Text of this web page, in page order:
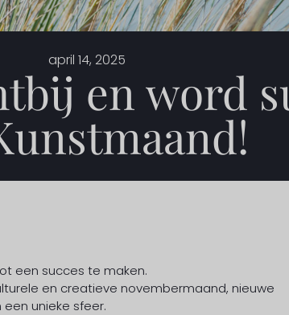
april 14, 2025
en word
een succes te maken.
en creatieve novembermaand, nieuwe
unieke sfeer.